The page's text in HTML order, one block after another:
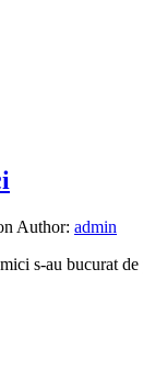
Author: admin
s-au bucurat